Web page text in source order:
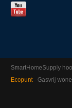
SmartHomeSupply
Ecopunt- Gasvrij